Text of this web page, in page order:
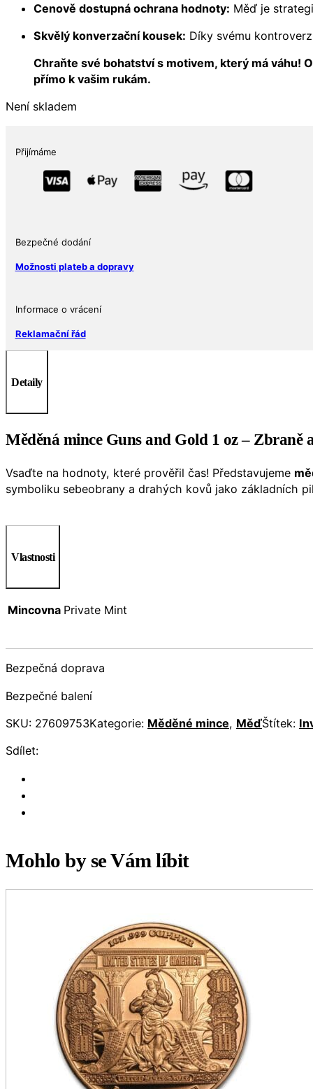
Cenově dostupná ochrana hodnoty: Měď je
Skvělý konverzační kousek: Díky svému
Chraňte své bohatství s motivem, který má váhu!
přímo k vašim rukám.
Není skladem
Přijímáme
Bezpečné dodání
Možnosti plateb a dopravy
Informace o vrácení
Reklamační řád
Detaily
Měděná mince Guns and Gold 1 oz – Zbraně
Vsaďte na hodnoty, které prověřil čas! Představujeme
symboliku sebeobrany a drahých kovů jako základních
Vlastnosti
Mincovna Private Mint
Bezpečná doprava
Bezpečné balení
SKU: 27609753Kategorie: Měděné mince, MěďŠtítek:
Sdílet:
Mohlo by se Vám líbit